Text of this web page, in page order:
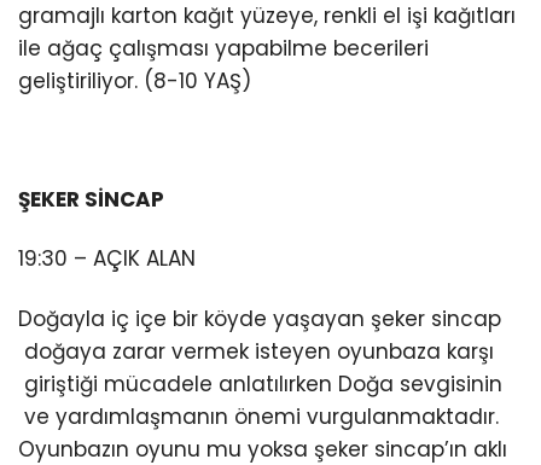
gramajlı karton kağıt yüzeye, renkli el işi kağıtları
ile ağaç çalışması yapabilme becerileri
geliştiriliyor. (8-10 YAŞ)
ŞEKER SİNCAP
19:30 – AÇIK ALAN
Doğayla iç içe bir köyde yaşayan şeker sincap
doğaya zarar vermek isteyen oyunbaza karşı
giriştiği mücadele anlatılırken Doğa sevgisinin
ve yardımlaşmanın önemi vurgulanmaktadır.
Oyunbazın oyunu mu yoksa şeker sincap’ın aklı